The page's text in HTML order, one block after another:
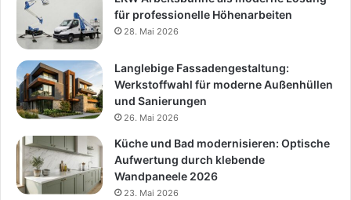
für professionelle Höhenarbeiten
28. Mai 2026
Langlebige Fassadengestaltung:
Werkstoffwahl für moderne Außenhüllen
und Sanierungen
26. Mai 2026
Küche und Bad modernisieren: Optische
Aufwertung durch klebende
Wandpaneele 2026
23. Mai 2026